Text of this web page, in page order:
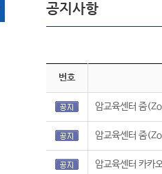
공지사항
번호
암교육센터 줌
암교육센터 줌
암교육센터 카카